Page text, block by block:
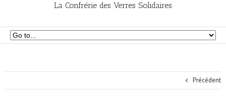
La Confrérie des Verres Solidaires
Précédent